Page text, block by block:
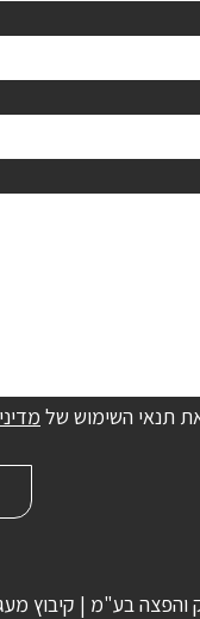
תנאי השימוש של
והפצה בע"מ | קיבוץ